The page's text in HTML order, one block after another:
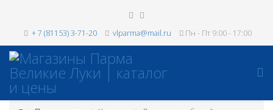
+ 7 (81153) 3-71-20 vlparma@mail.ru Пн - Пт 9:00 - 17:00